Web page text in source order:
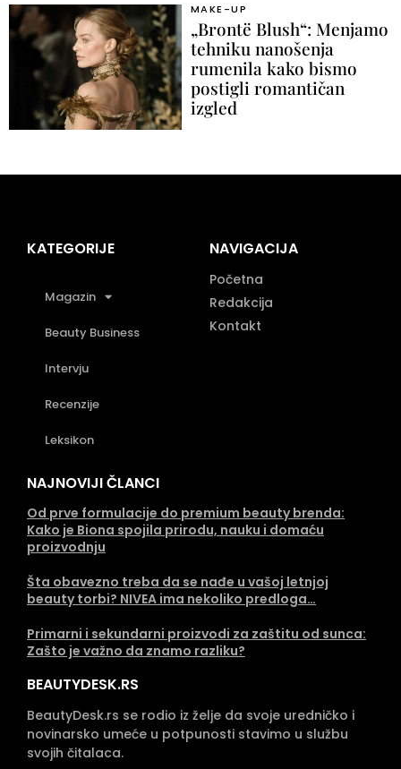
MAKE-UP
„Brontë Blush“: Menjamo
tehniku nanošenja
rumenila kako bismo
postigli romantičan
izgled
KATEGORIJE
Magazin
Beauty Business
Intervju
Recenzije
Leksikon
NAVIGACIJA
Početna
Redakcija
Kontakt
NAJNOVIJI ČLANCI
Od prve formulacije do premium beauty brenda:
Kako je Biona spojila prirodu, nauku i domaću
proizvodnju
Šta obavezno treba da se nađe u vašoj letnjoj
beauty torbi? NIVEA ima nekoliko predloga…
Primarni i sekundarni proizvodi za zaštitu od sunca:
Zašto je važno da znamo razliku?
BEAUTYDESK.RS
BeautyDesk.rs se rodio iz želje da svoje uredničko i
novinarsko umeće u potpunosti stavimo u službu
svojih čitalaca.